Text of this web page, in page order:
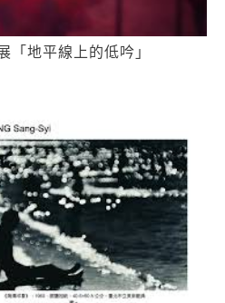
「地平線上的低吟」